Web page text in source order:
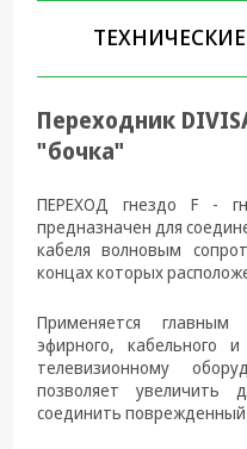
техника
Электрика
Товары для
дома и Бытовая
техника
комплектующие
Системы
безопасности
Переходник
"бочка"
ПЕРЕХОД гнездо F -
предназначен для
кабеля волновым
концах которых
Применяется
эфирного, кабельного
телевизионному
позволяет увеличить
соединить поврежденный